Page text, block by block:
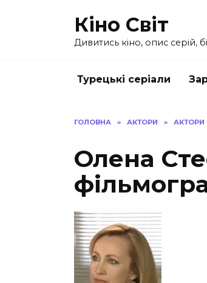
Кіно Світ
Дивитись кіно, опис серій,
Турецькі серіали
ГОЛОВНА » АКТОРИ » АКТОРИ
Олена